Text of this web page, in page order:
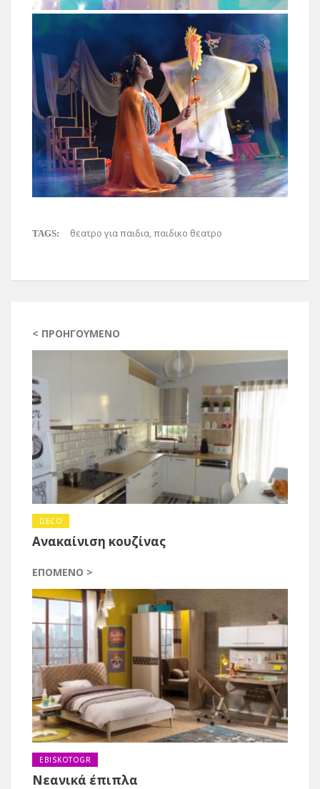
TAGS: θεατρο για παιδια,παιδικο θεατρο
< ΠΡΟΗΓΟΎΜΕΝΟ
DECO
Ανακαίνιση κουζίνας
ΕΠΌΜΕΝΟ >
EBISKOTOGR
Νεανικά έπιπλα